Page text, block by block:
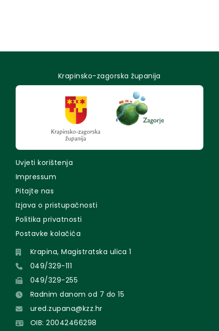
Krapinsko-zagorska županija
Uvjeti korištenja
Impressum
Pitajte nas
Izjava o pristupačnosti
Politika privatnosti
Postavke kolačića
Krapina, Magistratska ulica 1
049/329-111
049/329-255
Radnim danom od 7 do 15
ured.zupana@kzz.hr
OIB: 20042466298